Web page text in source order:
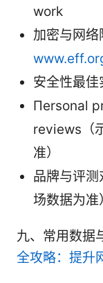
work
加密与网络
安全性最佳
Пersonal
reviews（
准）
品牌与评
场数据为准
九、常用数据
全攻略：提升